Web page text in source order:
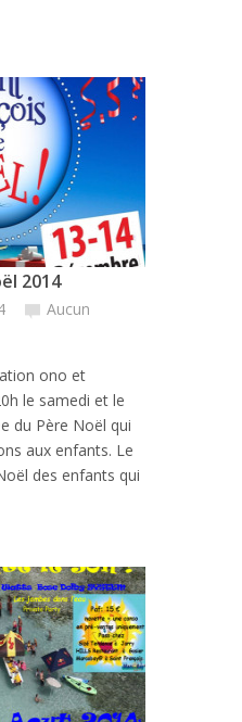
2014
Aucun
ono et
le samedi et le
du Père Noël qui
aux enfants. Le
des enfants qui